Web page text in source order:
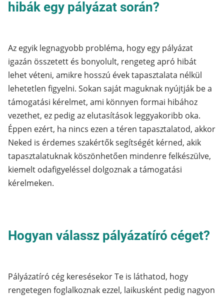
hibák egy pályázat során?
Az egyik legnagyobb probléma, hogy egy pályázat
igazán összetett és bonyolult, rengeteg apró hibát
lehet véteni, amikre hosszú évek tapasztalata nélkül
lehetetlen figyelni. Sokan saját maguknak nyújtják be a
támogatási kérelmet, ami könnyen formai hibához
vezethet, ez pedig az elutasítások leggyakoribb oka.
Éppen ezért, ha nincs ezen a téren tapasztalatod, akkor
Neked is érdemes szakértők segítségét kérned, akik
tapasztalatuknak köszönhetően mindenre felkészülve,
kiemelt odafigyeléssel dolgoznak a támogatási
kérelmeken.
Hogyan válassz pályázatíró céget?
Pályázatíró cég keresésekor Te is láthatod, hogy
rengetegen foglalkoznak ezzel, laikusként pedig nagyon